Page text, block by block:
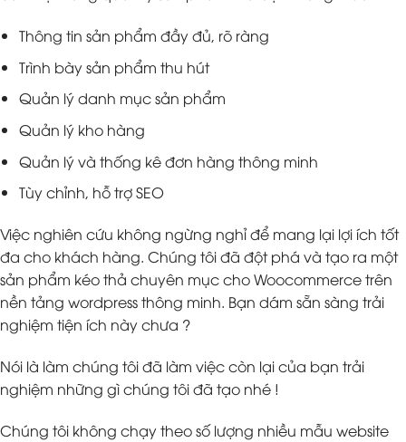
Thông tin sản phẩm đầy đủ, rõ ràng
Trình bày sản phẩm thu hút
Quản lý danh mục sản phẩm
Quản lý kho hàng
Quản lý và thống kê đơn hàng thông minh
Tùy chỉnh, hỗ trợ SEO
Việc nghiên cứu không ngừng nghỉ để mang lại lợi ích tốt
đa cho khách hàng. Chúng tôi đã đột phá và tạo ra một
sản phẩm kéo thả chuyên mục cho Woocommerce trên
nền tảng wordpress thông minh. Bạn dám sẵn sàng trải
nghiệm tiện ích này chưa ?
Nói là làm chúng tôi đã làm việc còn lại của bạn trải
nghiệm những gì chúng tôi đã tạo nhé !
Chúng tôi không chạy theo số lượng nhiều mẫu website